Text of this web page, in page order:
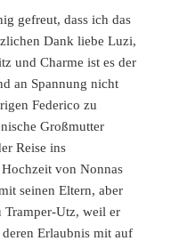
gefreut, dass ich das
Dank liebe Luzi,
und Charme ist es der
an Spannung nicht
Federico zu
Großmutter
Reise ins
von Nonnas
seinen Eltern, aber
Tramper-Utz, weil er
Erlaubnis mit auf